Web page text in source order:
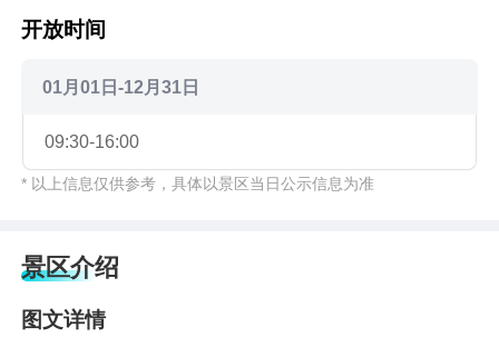
开放时间
01月01日-12月31日
09:30-16:00
* 以上信息仅供参考，具体以景区当日公示信息为准
景区介绍
图文详情